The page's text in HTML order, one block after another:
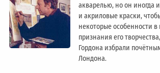
акварелью, но он иногда
и акриловые краски,
некоторые особенности в
признания его
Гордона избрали
Лондонa.